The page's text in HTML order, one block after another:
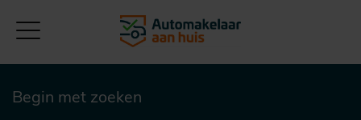
Begin met zoeken